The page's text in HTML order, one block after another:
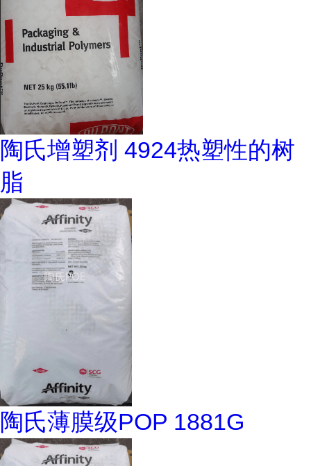
陶氏增塑剂 4924热塑性的树
脂
陶氏薄膜级POP 1881G